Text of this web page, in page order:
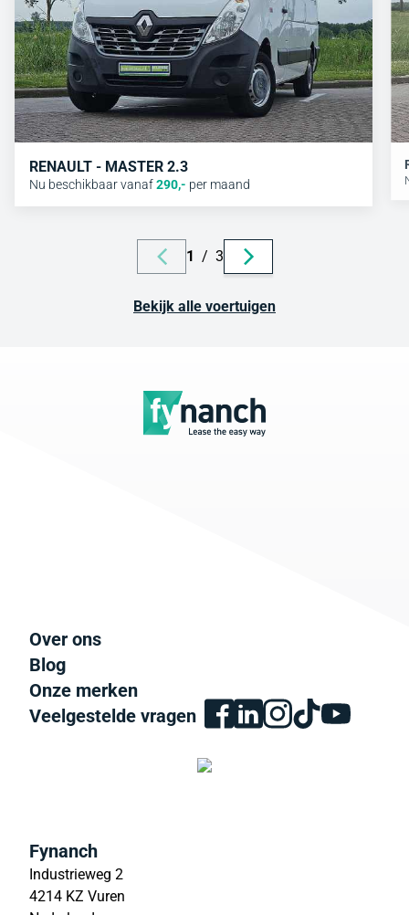
RENAULT - MASTER 2.3
Nu beschikbaar vanaf290,- per maand
1 / 3
Bekijk alle voertuigen
Over ons
Blog
Onze merken
Veelgestelde vragen
Fynanch
Industrieweg 2
4214 KZ Vuren